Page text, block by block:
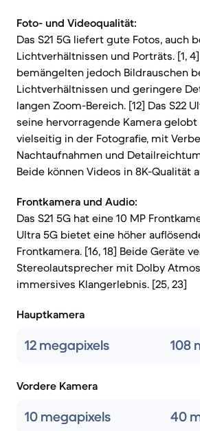
Foto- und Videoqualität:
Das S21 5G liefert gute Fotos, auch
Lichtverhältnissen und Porträts. [1,
bemängelten jedoch Bildrauschen
Lichtverhältnissen und geringere
langen Zoom-Bereich. [12] Das S22
seine hervorragende Kamera
vielseitig in der Fotografie, mit
Nachtaufnahmen und
Beide können Videos in 8K-Qualität
Frontkamera und Audio:
Das S21 5G hat eine 10 MP
Ultra 5G bietet eine höher
Frontkamera. [16, 18] Beide Geräte
Stereolautsprecher mit Dolby
immersives Klangerlebnis. [25, 23]
Hauptkamera
12 megapixels 108
Vordere Kamera
10 megapixels 40